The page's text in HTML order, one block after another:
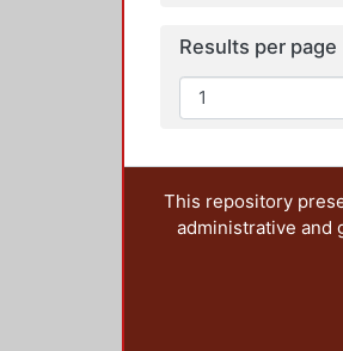
Results per page
This repository
administrative and